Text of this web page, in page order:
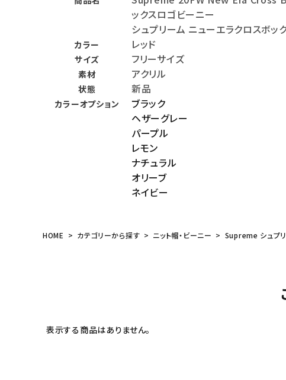
スニーカー・ブーツ
COLLABORATION BRAND
ックスロゴビーニー
シュプリーム ニューエラクロスボッ
カラー レッド
サイズ フリーサイズ
素材 アクリル
状態 新品
カラーオプション
ブラック
ヘザーグレー
パープル
レモン
ナチュラル
オリーブ
ネイビー
HOME カテゴリーから探す ニット帽・ビーニー Supreme シュプ
表示する商品はありません。